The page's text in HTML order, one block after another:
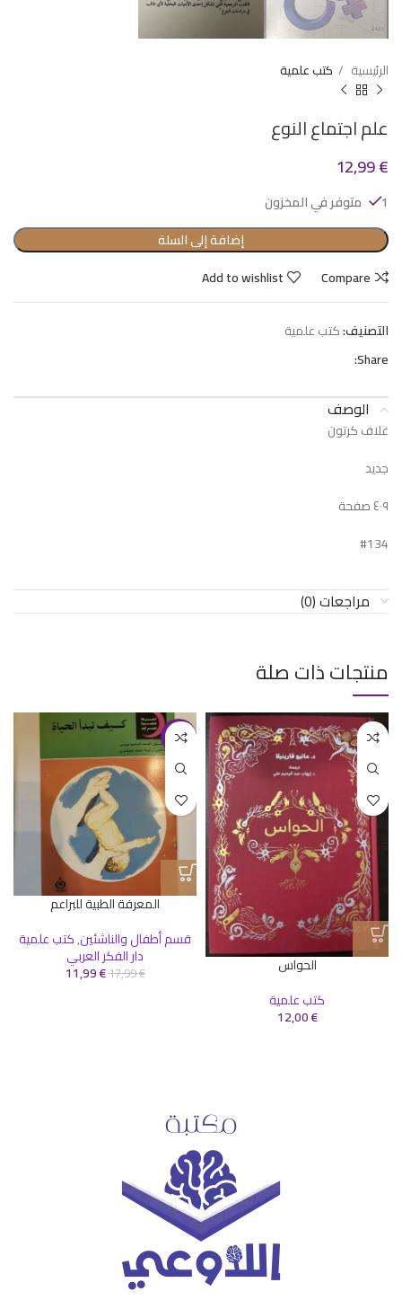
الرئيسية كتب علمية
علم اجتماع النوع
12,99€
1 متوفر في المخزون
إضافة إلى السلة
Compare
Add to wishlist
التصنيف:كتب علمية
Share:
الوصف
غلاف كرتون
جديد
٤٠٩ صفحة
#134
مراجعات (0)
منتجات ذات صلة
الحواس
كتب علمية
12,00€
-33%
المعرفة الطبية للبراعم
قسم أطفال والناشئين,كتب علمية
دار الفكر العربي
17,99€
11,99€